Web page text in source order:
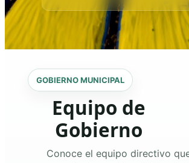
GOBIERNO MUNICIPAL
Equipo de
Gobierno
Conoce el equipo directivo